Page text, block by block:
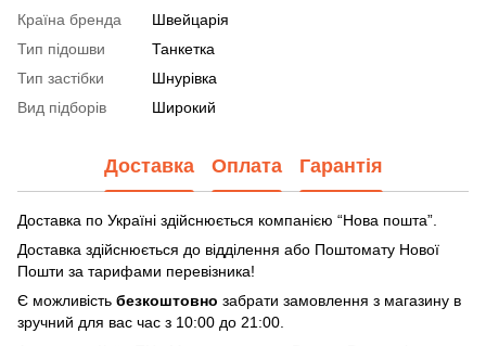
Країна бренда
Швейцарія
Тип підошви
Танкетка
Тип застібки
Шнурівка
Вид підборів
Широкий
Доставка Оплата Гарантія
Доставка по Україні здійснюється компанією “Нова пошта”.
Доставка здійснюється до відділення або Поштомату Нової
Пошти за тарифами перевізника!
Є можливість безкоштовно забрати замовлення з магазину в
зручний для вас час з 10:00 до 21:00.